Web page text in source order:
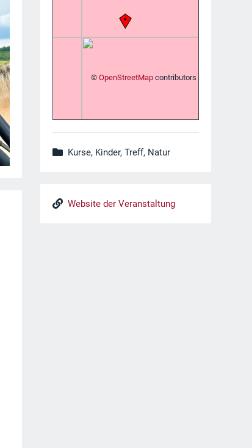
© OpenStreetMapcontributors
Kurse, Kinder, Treff, Natur
Website der Veranstaltung